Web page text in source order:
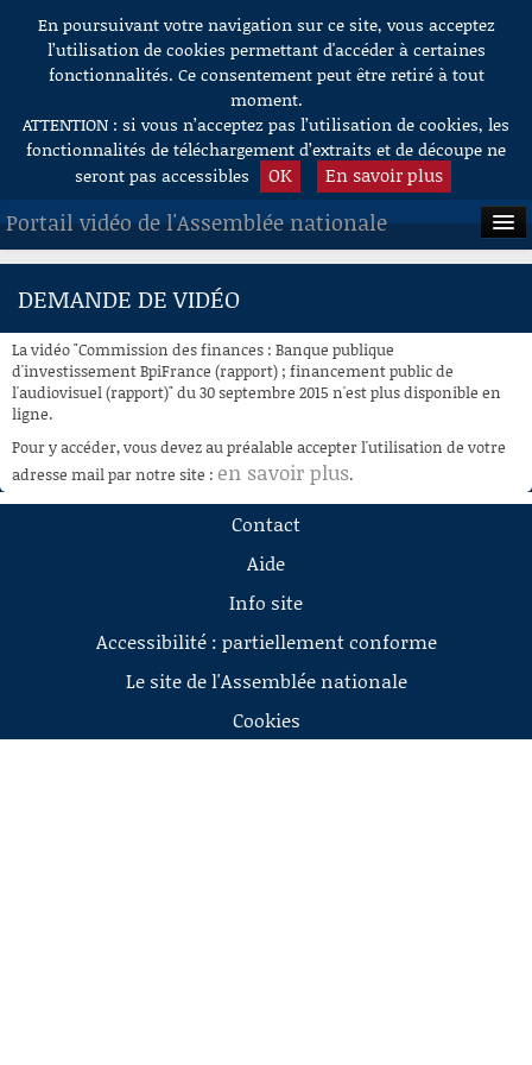
Aller au contenu
En poursuivant votre navigation sur ce site, vous acceptez
l’utilisation de cookies permettant d'accéder à certaines
fonctionnalités. Ce consentement peut être retiré à tout
moment.
ATTENTION : si vous n’acceptez pas l’utilisation de cookies, les
fonctionnalités de téléchargement d’extraits et de découpe ne
seront pas accessibles
OK En savoir plus
Portail vidéo de l'Assemblée nationale
ACCUEIL
À LA DEMANDE
RECHERCHE
AIDE À LA DÉCOUPE
DE VIDÉOS
DEMANDE DE VIDÉO
La vidéo "Commission des finances : Banque publique
d'investissement BpiFrance (rapport) ; financement public de
l'audiovisuel (rapport)" du 30 septembre 2015 n'est plus disponible en
ligne.
Pour y accéder, vous devez au préalable accepter l'utilisation de votre
adresse mail par notre site : en savoir plus.
Contact
Aide
Info site
Accessibilité : partiellement conforme
Le site de l'Assemblée nationale
Cookies